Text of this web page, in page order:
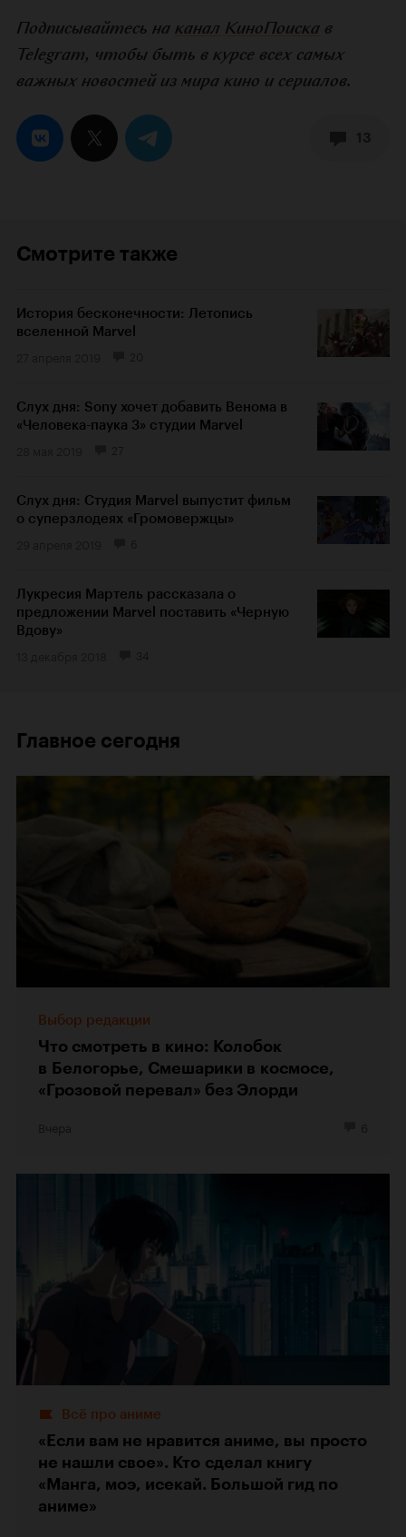
Подписывайтесь на канал КиноПоиска в
Telegram, чтобы быть в курсе всех самых
важных новостей из мира кино и сериалов.
Смотрите также
История бесконечности: Летопись
вселенной Marvel
Слух дня: Sony хочет добавить Венома в
«Человека-паука 3» студии Marvel
Слух дня: Студия Marvel выпустит фильм
о суперзлодеях «Громовержцы»
Лукресия Мартель рассказала о
предложении Marvel поставить «Черную
Вдову»
Главное сегодня
Выбор редакции
Что смотреть в кино: Колобок
в Белогорье, Смешарики в космосе,
«Грозовой перевал» без Элорди
Всё про аниме
«Если вам не нравится аниме, вы просто
не нашли свое». Кто сделал книгу
«Манга, моэ, исекай. Большой гид по
аниме»